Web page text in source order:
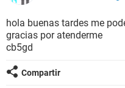
hola buenas tardes me
gracias por atenderme
cb5gd
Compartir